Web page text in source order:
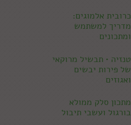
כרובית אלמוגים:
מדריך למשתמש
ומתכונים
טנזיה • תבשיל מרוקאי
של פירות יבשים
ואגוזים
מתכון סלק ממולא
בורגול ועשבי תיבול